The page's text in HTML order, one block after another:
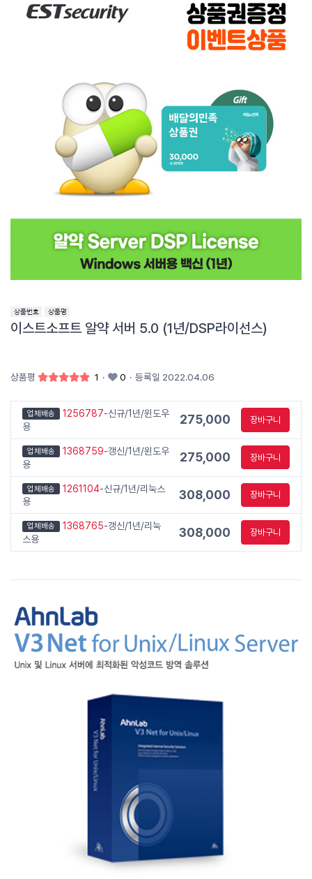
이스트소프트 알약 서버 5.0 (1년/DSP라이선스)
상품평 1 · 0 · 등록일 2022.04.06
업체배송 1256787-신규/1년/윈도우
용
275,000 장바구니
업체배송 1368759-갱신/1년/윈도우
용
275,000 장바구니
업체배송 1261104-신규/1년/리눅스
용
308,000 장바구니
업체배송 1368765-갱신/1년/리눅
스용
308,000 장바구니